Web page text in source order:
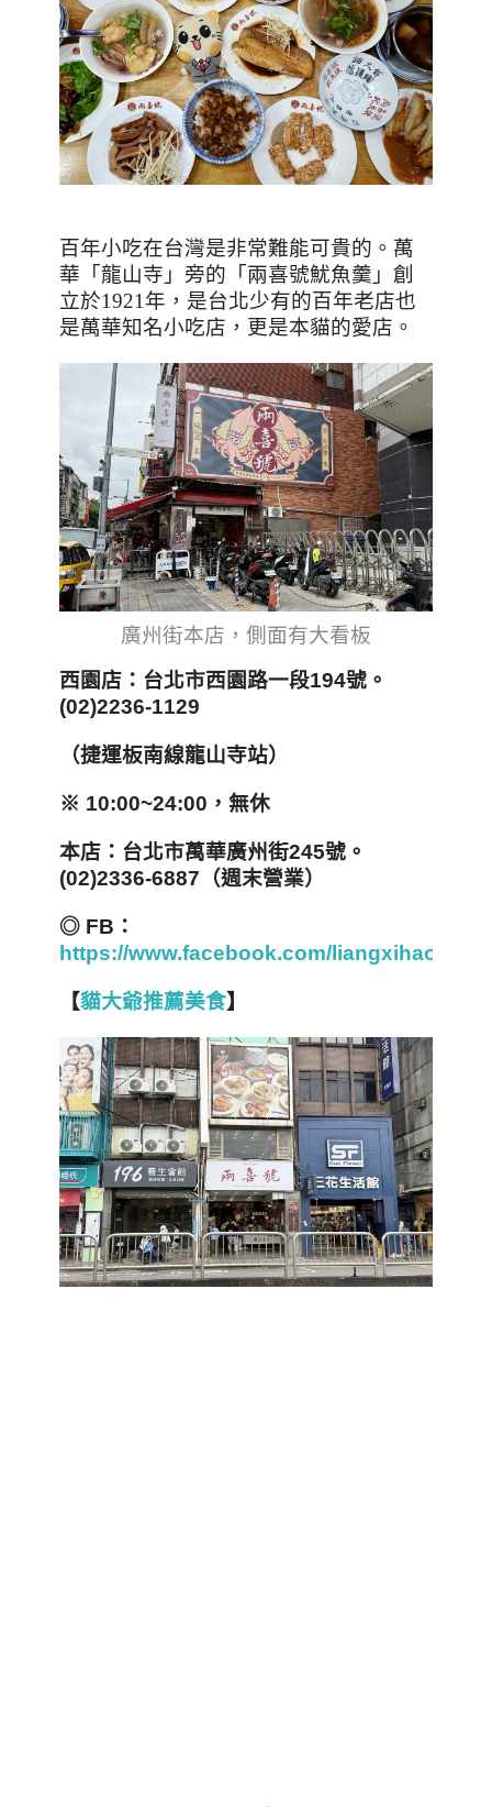
百年小吃在台灣是非常難能可貴的。萬
華「龍山寺」旁的「兩喜號魷魚羹」創
立於1921年，是台北少有的百年老店也
是萬華知名小吃店，更是本貓的愛店。
廣州街本店，側面有大看板
西園店：台北市西園路一段194號。
(02)2236-1129
（捷運板南線龍山寺站）
※ 10:00~24:00，無休
本店：台北市萬華廣州街245號。
(02)2336-6887（週末營業）
◎ FB ：
https://www.facebook.com/liangxihao/
【貓大爺推薦美食】